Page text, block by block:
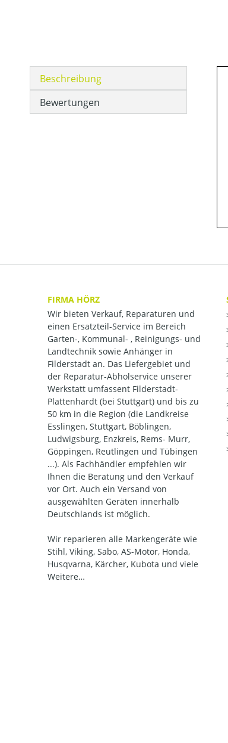
Beschreibung
Bewertungen
FIRMA HÖRZ
Wir bieten Verkauf, Reparaturen und
einen Ersatzteil-Service im Bereich
Garten-, Kommunal- , Reinigungs- und
Landtechnik sowie Anhänger in
Filderstadt an. Das Liefergebiet und
der Reparatur-Abholservice unserer
Werkstatt umfassent Filderstadt-
Plattenhardt (bei Stuttgart) und bis zu
50 km in die Region (die Landkreise
Esslingen, Stuttgart, Böblingen,
Ludwigsburg, Enzkreis, Rems- Murr,
Göppingen, Reutlingen und Tübingen
...). Als Fachhändler empfehlen wir
Ihnen die Beratung und den Verkauf
vor Ort. Auch ein Versand von
ausgewählten Geräten innerhalb
Deutschlands ist möglich.
Wir reparieren alle Markengeräte wie
Stihl, Viking, Sabo, AS-Motor, Honda,
Husqvarna, Kärcher, Kubota und viele
Weitere…